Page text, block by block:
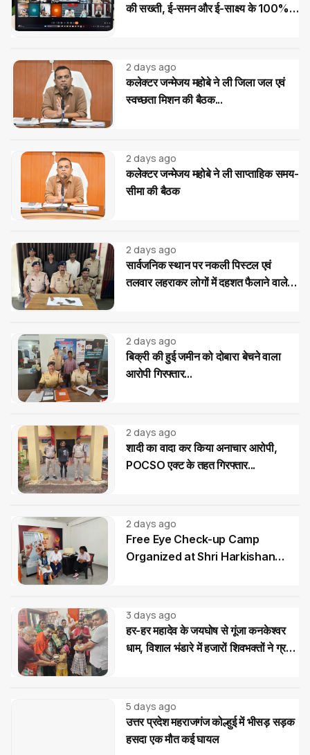
की सख्ती, ई-समन और ई-साक्ष्य के 100%
2 days ago
कलेक्टर जन्मेजय महोबे ने ली जिला जल एवं
स्वच्छता मिशन की बैठक...
2 days ago
कलेक्टर जन्मेजय महोबे ने ली साप्ताहिक समय-
सीमा की बैठक
2 days ago
सार्वजनिक स्थान पर नकली पिस्टल एवं
तलवार लहराकर लोगों में दहशत फैलाने वाले
2 days ago
बिक्री की हुई जमीन को दोबारा बेचने वाला
आरोपी गिरफ्तार...
2 days ago
शादी का वादा कर किया अनाचार आरोपी,
POCSO एक्ट के तहत गिरफ्तार...
2 days ago
Free Eye Check-up Camp
Organized at Shri Harkishan
3 days ago
हर-हर महादेव के जयघोष से गूंजा कनकेश्वर
धाम, विशाल भंडारे में हजारों शिवभक्तों ने ग्रहण
5 days ago
उत्तर प्रदेश महराजगंज कोल्हुई में भीसड़ सड़क
हसदा एक मौत कई घायल